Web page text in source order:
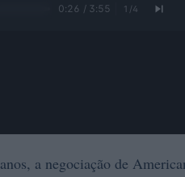
0:28 / 3:55 1 /4
a negociação de